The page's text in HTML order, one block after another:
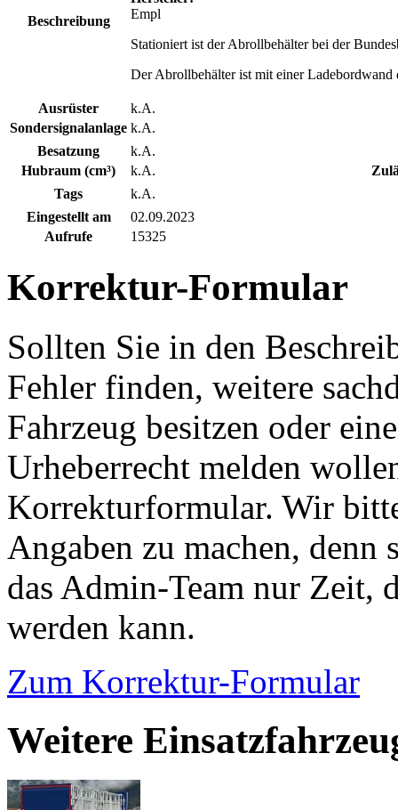
Beschreibung
Empl
Stationiert ist der Abrollbehälter bei der
Der Abrollbehälter ist mit einer Ladebordwand
Ausrüster
k.A.
Sondersignalanlage k.A.
Besatzung
k.A.
Hubraum (cm³)
k.A.
Tags
k.A.
Eingestellt am
02.09.2023
Aufrufe
15325
Korrektur-Formular
Sollten Sie in den
Fehler finden, weitere
Fahrzeug besitzen oder
Urheberrecht melden
Korrekturformular. Wir
Angaben zu machen,
das Admin-Team nur Zeit,
werden kann.
Zum Korrektur-Formular
Weitere